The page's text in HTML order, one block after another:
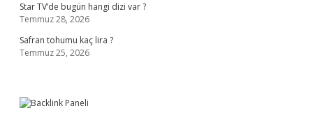
Star TV’de bugün hangi dizi var ?
Temmuz 28, 2026
Safran tohumu kaç lira ?
Temmuz 25, 2026